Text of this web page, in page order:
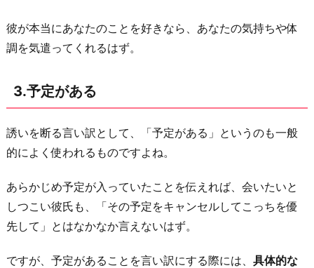
彼が本当にあなたのことを好きなら、あなたの気持ちや体
調を気遣ってくれるはず。
3.予定がある
誘いを断る言い訳として、「予定がある」というのも一般
的によく使われるものですよね。
あらかじめ予定が入っていたことを伝えれば、会いたいと
しつこい彼氏も、「その予定をキャンセルしてこっちを優
先して」とはなかなか言えないはず。
ですが、予定があることを言い訳にする際には、 具体的な